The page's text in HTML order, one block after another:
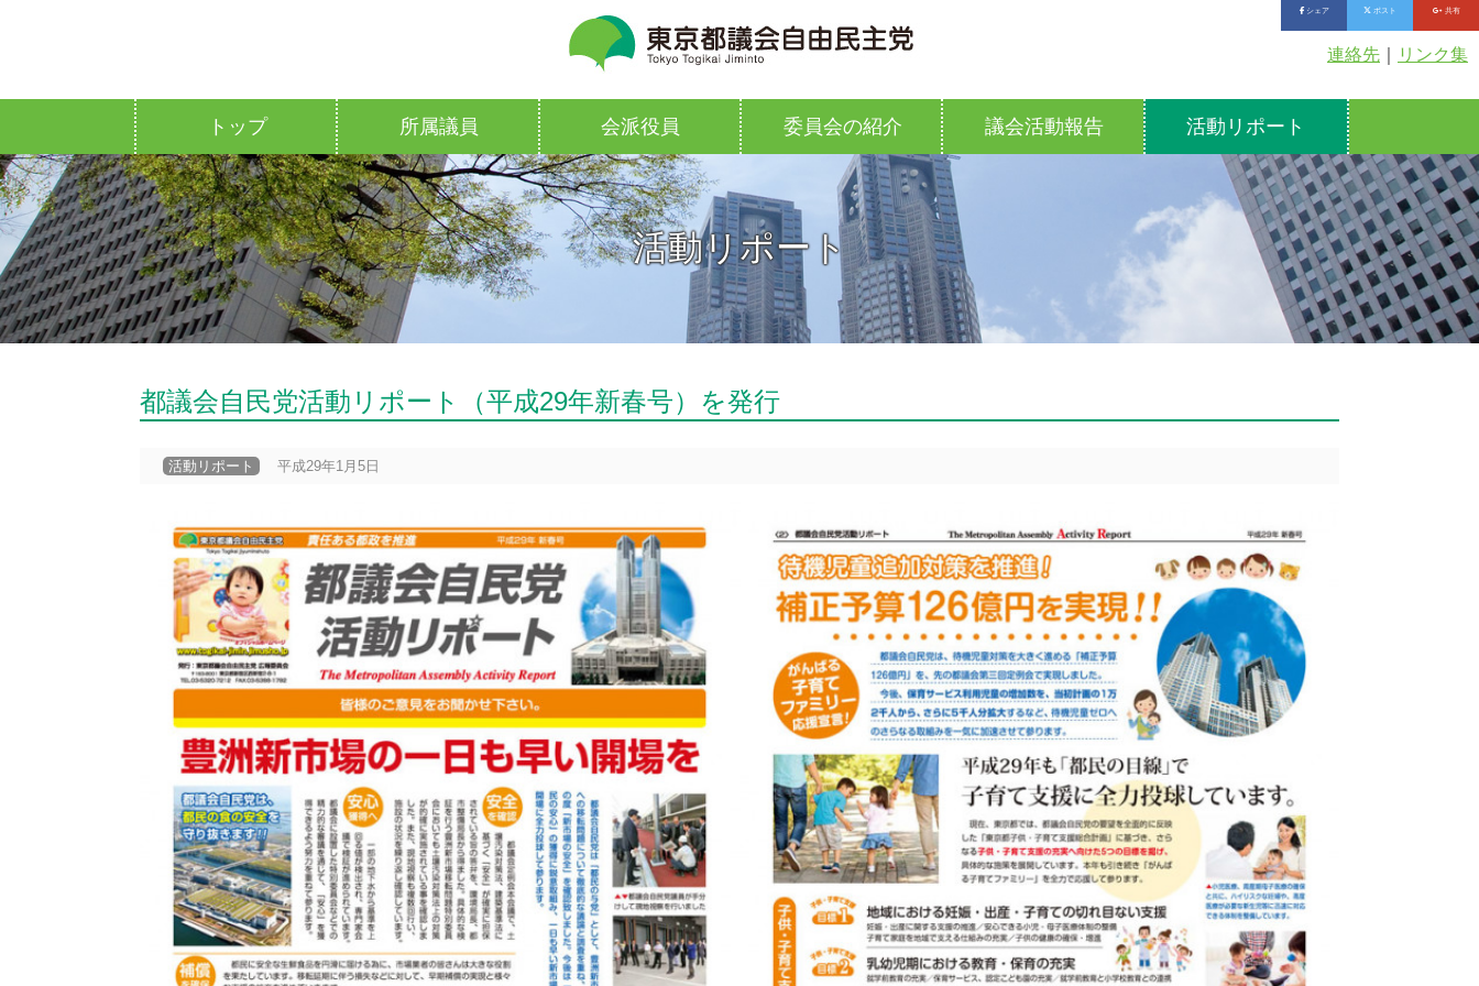
シェア ポスト 共有
連絡先 リンク集
トップ 所属議員 会派役員 委員会の紹介 議会活動報告 活動リポート
活動リポート
都議会自民党活動リポート（平成29年新春号）を発行
活動リポート 平成29年1月5日